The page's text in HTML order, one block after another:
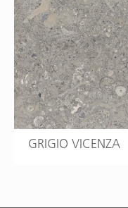
GRIGIO VICENZA